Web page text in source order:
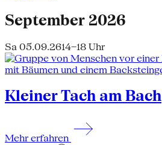
September 2026
Sa 05.09.2614–18 Uhr
Kleiner Tach am Bach
Mehr erfahren